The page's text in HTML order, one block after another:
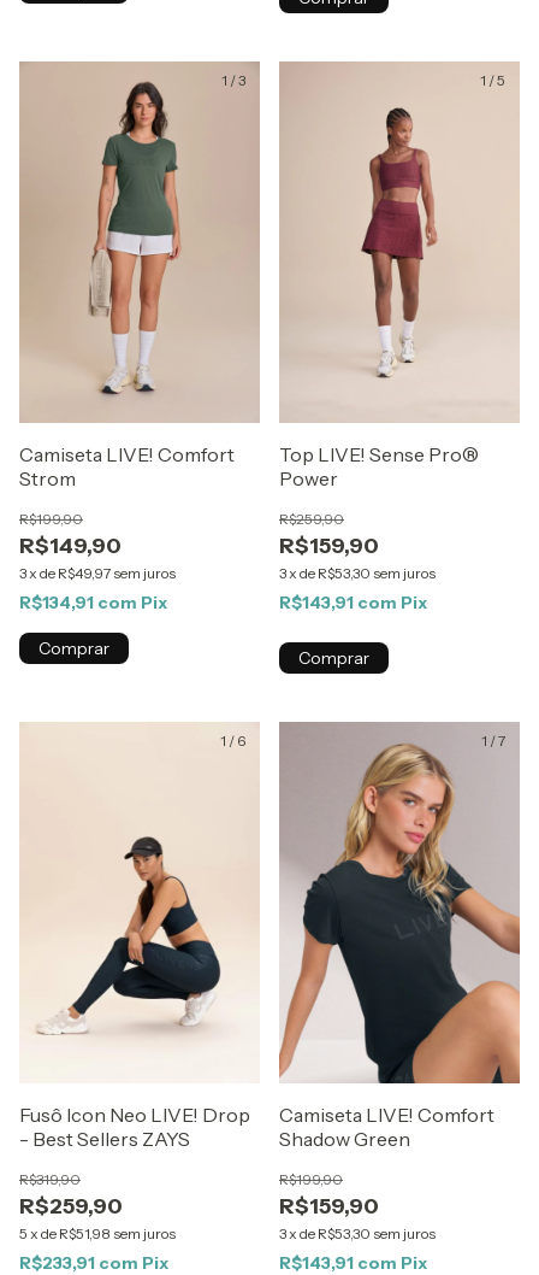
1 /3
Camiseta LIVE! Comfort
Strom
R$149,90
R$199,90
3x de R$49,97 sem juros
R$134,91 com Pix
Comprar
1 /5
Top LIVE! Sense Pro®
Power
R$159,90
R$259,90
3x de R$53,30 sem juros
R$143,91 com Pix
Comprar
1 / 6
Fusô Icon Neo LIVE! Drop
- Best Sellers ZAYS
R$259,90
R$319,90
5 x de R$51,98 sem juros
R$233,91 com Pix
1 /7
Camiseta LIVE! Comfort
Shadow Green
R$159,90
R$199,90
3x de R$53,30 sem juros
R$143,91 com Pix